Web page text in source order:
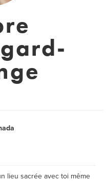
lieu sacrée avec toi même